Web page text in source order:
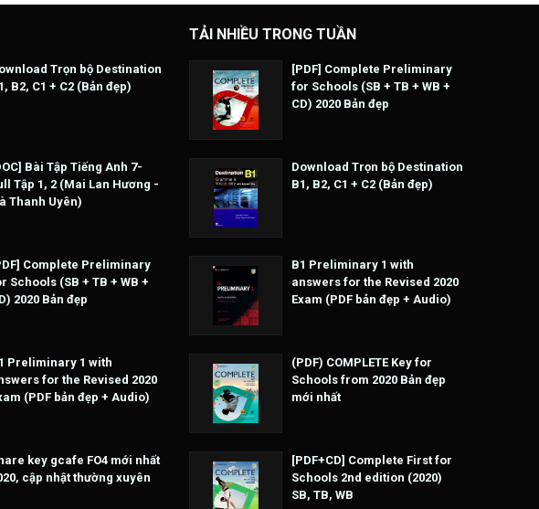
Trọn bộ Destination
B2, C1 + C2 (Bản đẹp)
Bài Tập Tiếng Anh 7-
Tập 1, 2 (Mai Lan Hương -
Thanh Uyên)
Complete Preliminary
Schools (SB + TB + WB +
2020 Bản đẹp
Preliminary 1 with
for the Revised 2020
(PDF bản đẹp + Audio)
key gcafe FO4 mới nhất
cập nhật thường xuyên
TẢI NHIỀU TRONG TUẦN
[PDF] Complete Preliminary
for Schools (SB + TB + WB +
CD) 2020 Bản đẹp
Download Trọn bộ Destination
B1, B2, C1 + C2 (Bản đẹp)
B1 Preliminary 1 with
answers for the Revised 2020
Exam (PDF bản đẹp + Audio)
(PDF) COMPLETE Key for
Schools from 2020 Bản đẹp
mới nhất
[PDF+CD] Complete First for
Schools 2nd edition (2020)
SB, TB, WB